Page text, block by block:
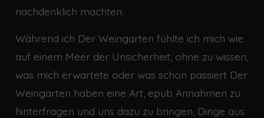
nachdenklich machten.
Während ich Der Weingarten fühlte ich mich wie
auf einem Meer der Unsicherheit, ohne zu wissen,
was mich erwartete oder was schon passiert Der
Weingarten haben eine Art, epub Annahmen zu
hinterfragen und uns dazu zu bringen, Dinge aus